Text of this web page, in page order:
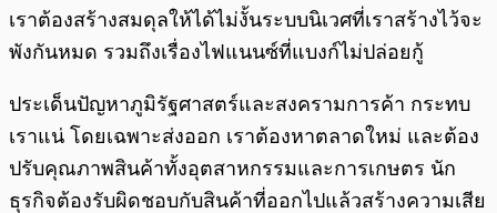
เราต้องสร้างสมดุลให้ได้ไม่งั้นระบบนิเวศที่เราสร้างไว้จะ
พังกันหมด รวมถึงเรื่องไฟแนนซ์ที่แบงก์ไม่ปล่อยกู้
ประเด็นปัญหาภูมิรัฐศาสตร์และสงครามการค้า กระทบ
เราแน่ โดยเฉพาะส่งออก เราต้องหาตลาดใหม่ และต้อง
ปรับคุณภาพสินค้าทั้งอุตสาหกรรมและการเกษตร นัก
ธุรกิจต้องรับผิดชอบกับสินค้าที่ออกไปแล้วสร้างความเสีย